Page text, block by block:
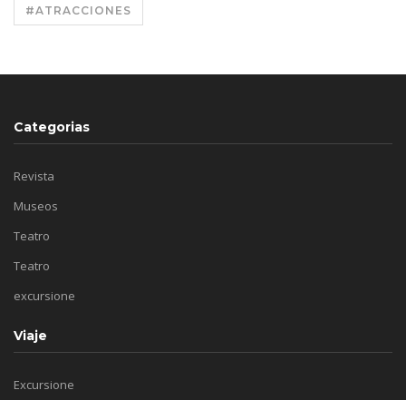
#ATRACCIONES
Categorias
Revista
Museos
Teatro
Teatro
excursione
Viaje
Excursione